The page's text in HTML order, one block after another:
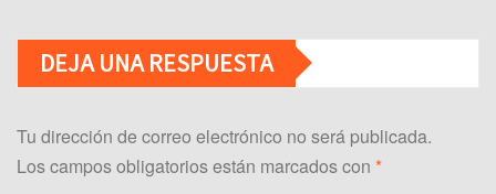
DEJA UNA RESPUESTA
Tu dirección de correo electrónico no será publicada.
Los campos obligatorios están marcados con *